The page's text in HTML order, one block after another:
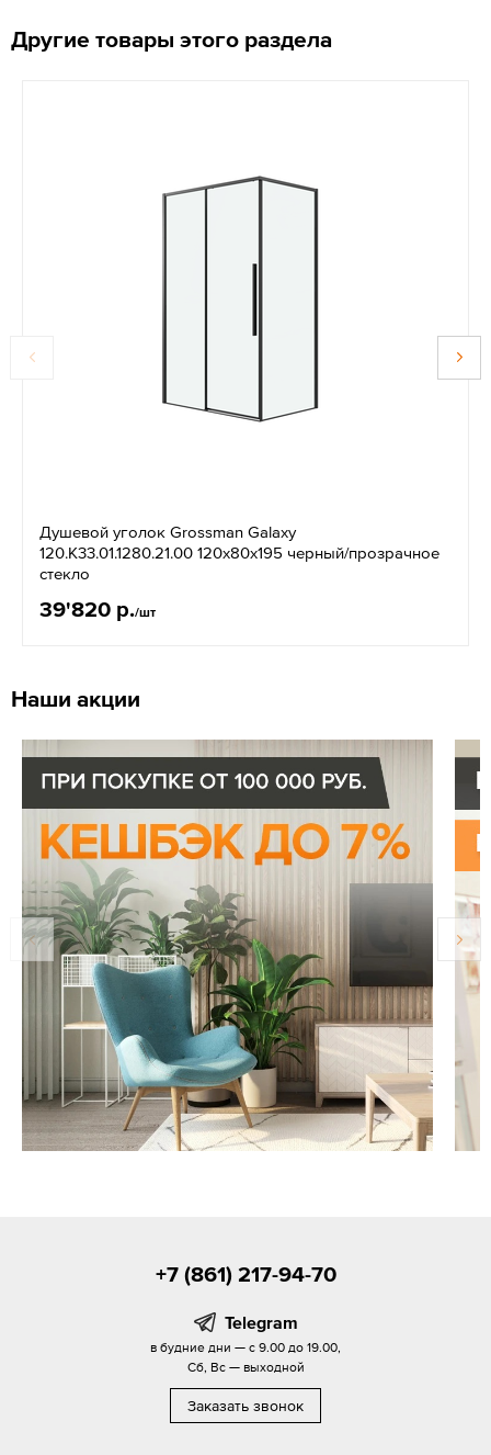
Другие товары этого раздела
Душевой уголок Grossman Galaxy
120.K33.01.1280.21.00 120x80x195 черный/прозрачное
стекло
39'820 р./шт
Наши акции
+7 (861) 217-94-70
Telegram
в будние дни — с 9.00 до 19.00,
Сб, Вс — выходной
Заказать звонок